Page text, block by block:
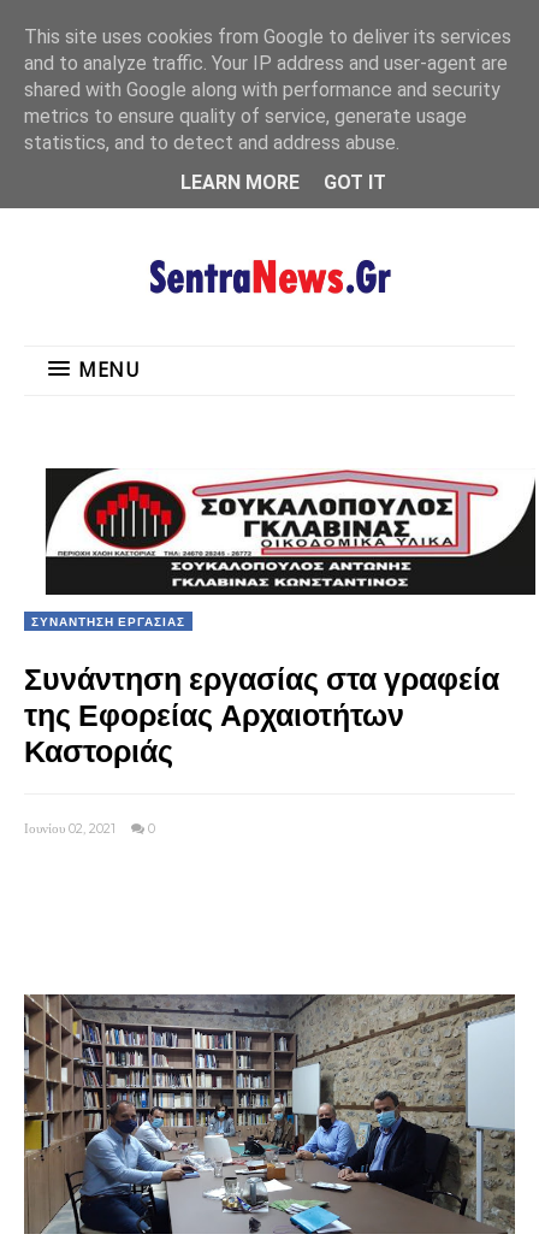
MENU
MENU
ΣΥΝΑΝΤΗΣΗ ΕΡΓΑΣΙΑΣ
Συνάντηση εργασίας στα γραφεία
της Εφορείας Αρχαιοτήτων
Καστοριάς
Ιουνίου 02, 2021 0
This site uses cookies from Google to deliver its services
and to analyze traffic. Your IP address and user-agent are
shared with Google along with performance and security
metrics to ensure quality of service, generate usage
statistics, and to detect and address abuse.
LEARN MORE
GOT IT